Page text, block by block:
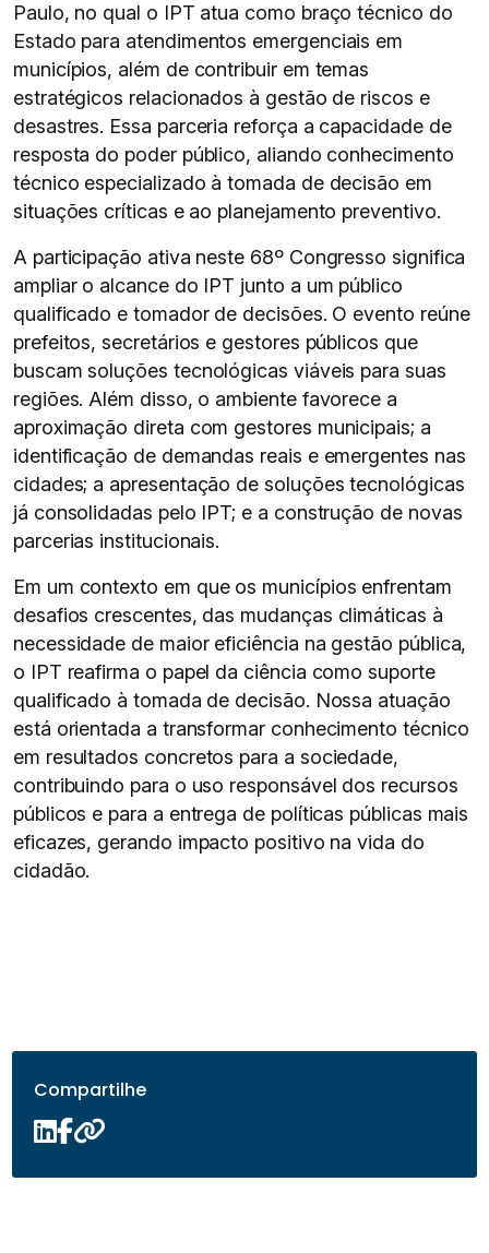
Paulo, no qual o IPT atua como braço técnico do
Estado para atendimentos emergenciais em
municípios, além de contribuir em temas
estratégicos relacionados à gestão de riscos e
desastres. Essa parceria reforça a capacidade de
resposta do poder público, aliando conhecimento
técnico especializado à tomada de decisão em
situações críticas e ao planejamento preventivo.
A participação ativa neste 68º Congresso significa
ampliar o alcance do IPT junto a um público
qualificado e tomador de decisões. O evento reúne
prefeitos, secretários e gestores públicos que
buscam soluções tecnológicas viáveis para suas
regiões. Além disso, o ambiente favorece a
aproximação direta com gestores municipais; a
identificação de demandas reais e emergentes nas
cidades; a apresentação de soluções tecnológicas
já consolidadas pelo IPT; e a construção de novas
parcerias institucionais.
Em um contexto em que os municípios enfrentam
desafios crescentes, das mudanças climáticas à
necessidade de maior eficiência na gestão pública,
o IPT reafirma o papel da ciência como suporte
qualificado à tomada de decisão. Nossa atuação
está orientada a transformar conhecimento técnico
em resultados concretos para a sociedade,
contribuindo para o uso responsável dos recursos
públicos e para a entrega de políticas públicas mais
eficazes, gerando impacto positivo na vida do
cidadão.
Compartilhe